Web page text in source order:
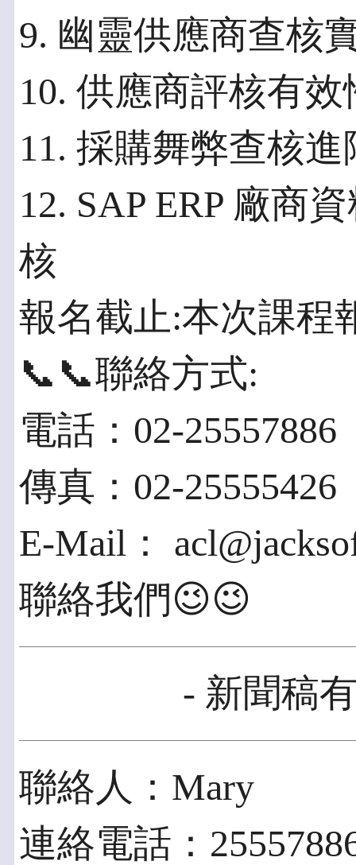
9. 幽靈供應商查核
10. 供應商評核有
11. 採購舞弊查核
12. SAP ERP 廠商
核
報名截止:本次課程
📞📞聯絡方式:
電話：02-25557886
傳真：02-25555426
E-Mail：
聯絡我們😉😉
- 新聞稿
聯絡人：Mary
連絡電話：